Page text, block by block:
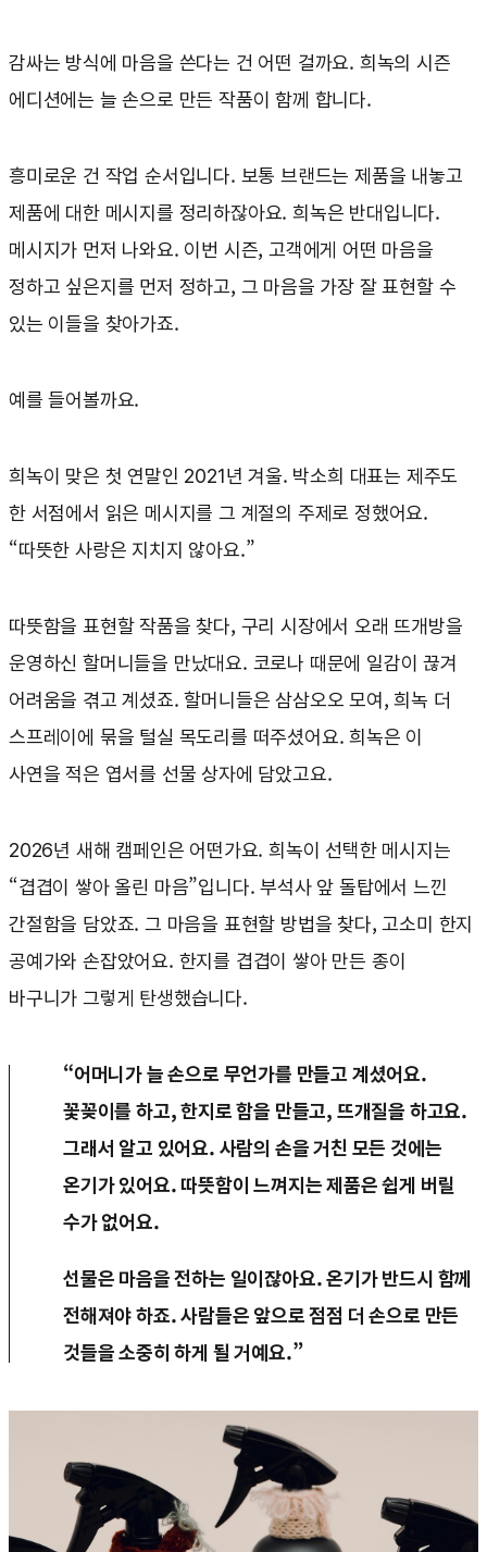
감싸는 방식에 마음을 쓴다는 건 어떤 걸까요. 희녹의 시즌
에디션에는 늘 손으로 만든 작품이 함께 합니다.
흥미로운 건 작업 순서입니다. 보통 브랜드는 제품을 내놓고
제품에 대한 메시지를 정리하잖아요. 희녹은 반대입니다.
메시지가 먼저 나와요. 이번 시즌, 고객에게 어떤 마음을
정하고 싶은지를 먼저 정하고, 그 마음을 가장 잘 표현할 수
있는 이들을 찾아가죠.
예를 들어볼까요.
희녹이 맞은 첫 연말인 2021년 겨울. 박소희 대표는 제주도
한 서점에서 읽은 메시지를 그 계절의 주제로 정했어요.
“따뜻한 사랑은 지치지 않아요.”
따뜻함을 표현할 작품을 찾다, 구리 시장에서 오래 뜨개방을
운영하신 할머니들을 만났대요. 코로나 때문에 일감이 끊겨
어려움을 겪고 계셨죠. 할머니들은 삼삼오오 모여, 희녹 더
스프레이에 묶을 털실 목도리를 떠주셨어요. 희녹은 이
사연을 적은 엽서를 선물 상자에 담았고요.
2026년 새해 캠페인은 어떤가요. 희녹이 선택한 메시지는
“겹겹이 쌓아 올린 마음”입니다. 부석사 앞 돌탑에서 느낀
간절함을 담았죠. 그 마음을 표현할 방법을 찾다, 고소미 한지
공예가와 손잡았어요. 한지를 겹겹이 쌓아 만든 종이
바구니가 그렇게 탄생했습니다.
“어머니가 늘 손으로 무언가를 만들고 계셨어요.
꽃꽂이를 하고, 한지로 함을 만들고, 뜨개질을 하고요.
그래서 알고 있어요. 사람의 손을 거친 모든 것에는
온기가 있어요. 따뜻함이 느껴지는 제품은 쉽게 버릴
수가 없어요.
선물은 마음을 전하는 일이잖아요. 온기가 반드시 함께
전해져야 하죠. 사람들은 앞으로 점점 더 손으로 만든
것들을 소중히 하게 될 거예요.”